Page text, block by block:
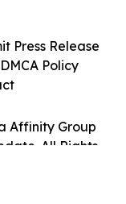
Affinity Group
All Rights
Press Release
Policy